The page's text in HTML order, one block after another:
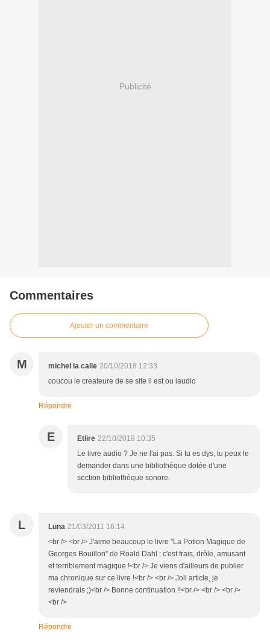
Publicité
Commentaires
Ajouter un commentaire
M michel la calle 20/10/2018 12:33
coucou le createure de se site il est ou laudio
Répondre
E Etlire 22/10/2018 10:35
Le livre audio ? Je ne l'ai pas. Si tu es dys, tu peux le
demander dans une bibliothèque dotée d'une
section bibliothèque sonore.
L Luna 21/03/2011 16:14
<br /> <br /> J'aime beaucoup le livre "La Potion Magique de
Georges Bouillon" de Roald Dahl : c'est frais, drôle, amusant
et terriblement magique !<br /> Je viens d'ailleurs de publier
ma chronique sur ce livre !<br /> <br /> Joli article, je
reviendrais ;)<br /> Bonne continuation !!<br /> <br /> <br />
<br />
Répondre